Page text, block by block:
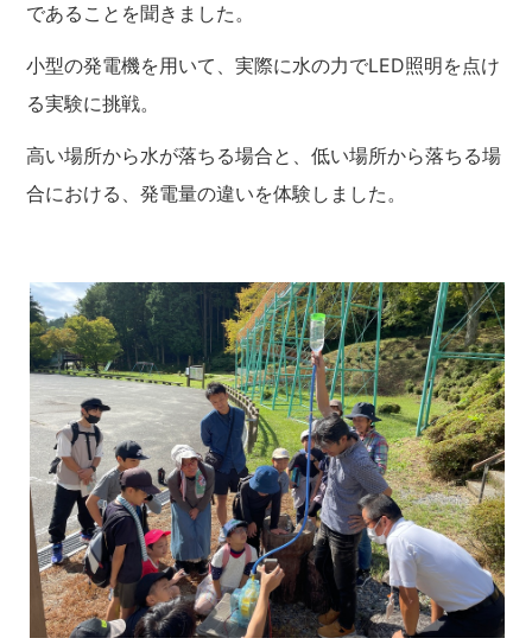
であることを聞きました。
小型の発電機を用いて、実際に水の力でLED照明を点け
る実験に挑戦。
高い場所から水が落ちる場合と、低い場所から落ちる場
合における、発電量の違いを体験しました。